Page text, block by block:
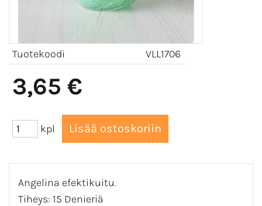
Tuotekoodi VLL1706
3,65 €
kpl
Angelina efektikuitu.
Tiheys: 15 Denieriä